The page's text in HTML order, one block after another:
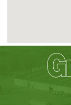
More
Stara Bircza 127